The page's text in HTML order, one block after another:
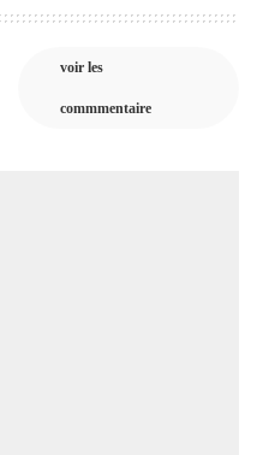
voir les
commmentaire